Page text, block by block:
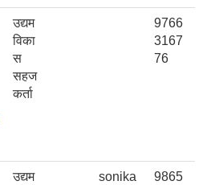
उद्यम
विका
स
सहज
कर्ता
9766
3167
76
उद्यम
sonika
9865